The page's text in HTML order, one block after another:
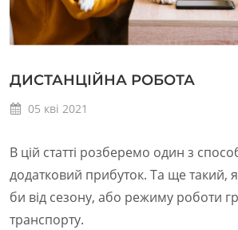
ДИСТАНЦІЙНА РОБОТА
05 кві 2021
В цій статті розберемо один з
додатковий прибуток. Та ще такий,
би від сезону, або режиму роботи
транспорту.